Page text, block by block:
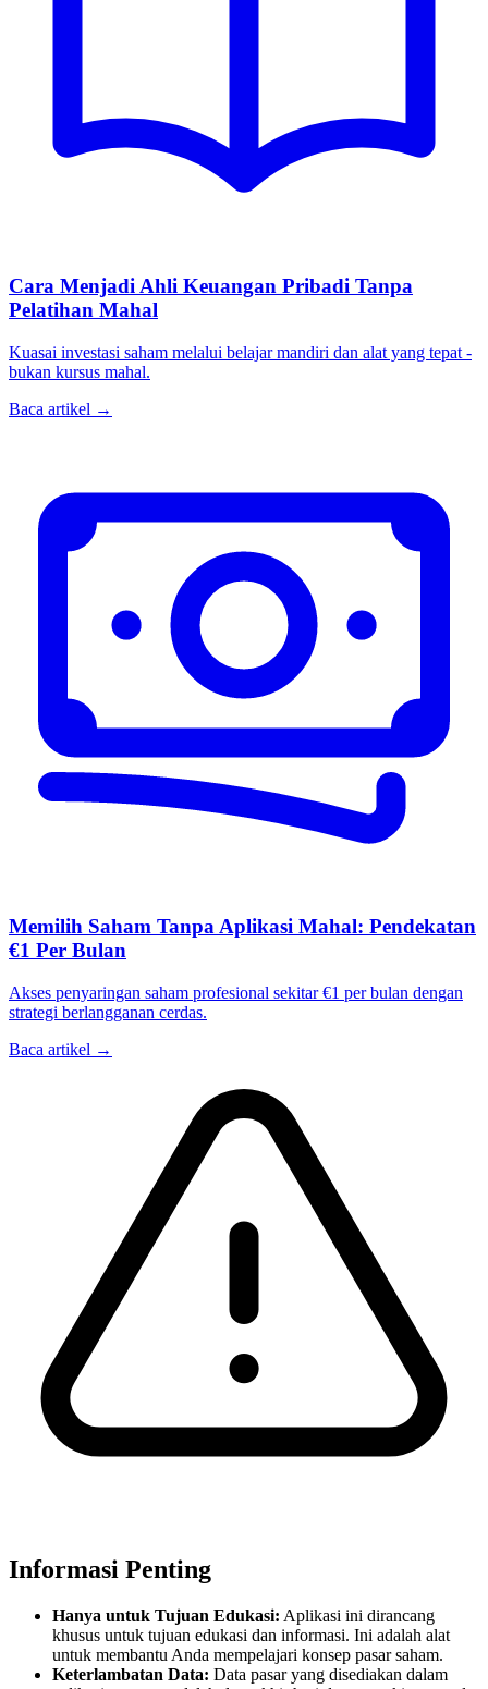
Cara Menjadi Ahli Keuangan Pribadi Tanpa
Pelatihan Mahal
Kuasai investasi saham melalui belajar mandiri dan alat yang tepat -
bukan kursus mahal.
Baca artikel →
Memilih Saham Tanpa Aplikasi Mahal: Pendekatan
€1 Per Bulan
Akses penyaringan saham profesional sekitar €1 per bulan dengan
strategi berlangganan cerdas.
Baca artikel →
Informasi Penting
Hanya untuk Tujuan Edukasi: Aplikasi ini dirancang
khusus untuk tujuan edukasi dan informasi. Ini adalah alat
untuk membantu Anda mempelajari konsep pasar saham.
Keterlambatan Data: Data pasar yang disediakan dalam